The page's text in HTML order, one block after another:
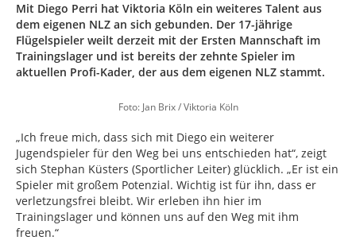
Mit Diego Perri hat Viktoria Köln ein weiteres Talent aus
dem eigenen NLZ an sich gebunden. Der 17-jährige
Flügelspieler weilt derzeit mit der Ersten Mannschaft im
Trainingslager und ist bereits der zehnte Spieler im
aktuellen Profi-Kader, der aus dem eigenen NLZ stammt.
Foto: Jan Brix / Viktoria Köln
„Ich freue mich, dass sich mit Diego ein weiterer
Jugendspieler für den Weg bei uns entschieden hat“, zeigt
sich Stephan Küsters (Sportlicher Leiter) glücklich. „Er ist ein
Spieler mit großem Potenzial. Wichtig ist für ihn, dass er
verletzungsfrei bleibt. Wir erleben ihn hier im
Trainingslager und können uns auf den Weg mit ihm
freuen.“